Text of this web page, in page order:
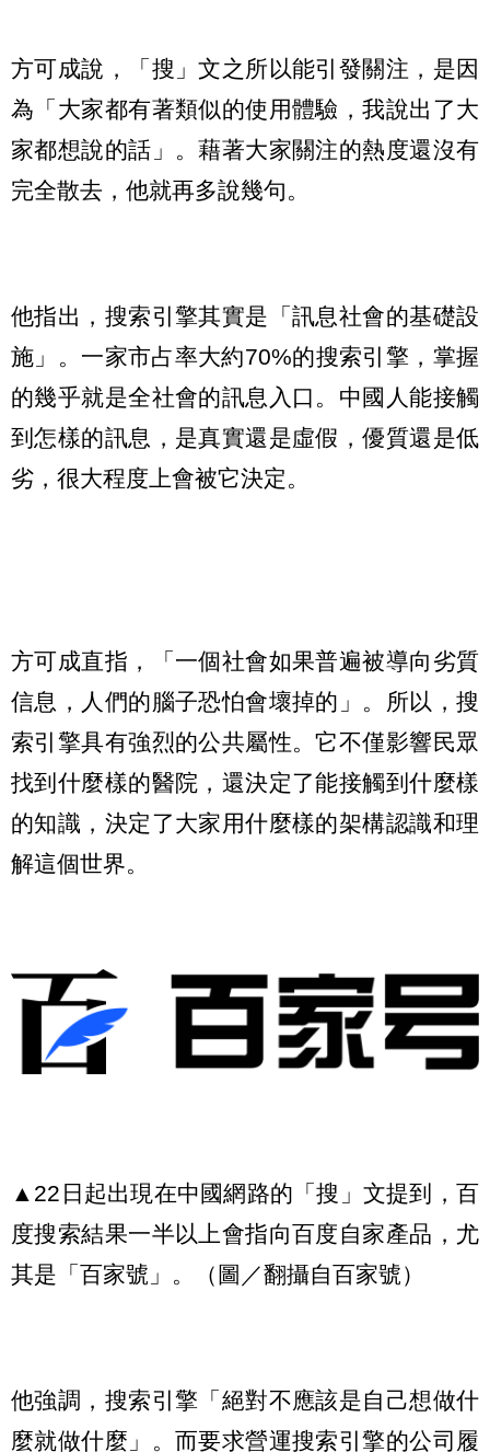
方可成說，「搜」文之所以能引發關注，是因
為「大家都有著類似的使用體驗，我說出了大
家都想說的話」。藉著大家關注的熱度還沒有
完全散去，他就再多說幾句。
他指出，搜索引擎其實是「訊息社會的基礎設
施」。一家市占率大約70%的搜索引擎，掌握
的幾乎就是全社會的訊息入口。中國人能接觸
到怎樣的訊息，是真實還是虛假，優質還是低
劣，很大程度上會被它決定。
方可成直指，「一個社會如果普遍被導向劣質
信息，人們的腦子恐怕會壞掉的」。所以，搜
索引擎具有強烈的公共屬性。它不僅影響民眾
找到什麼樣的醫院，還決定了能接觸到什麼樣
的知識，決定了大家用什麼樣的架構認識和理
解這個世界。
▲22日起出現在中國網路的「搜」文提到，百
度搜索結果一半以上會指向百度自家產品，尤
其是「百家號」。（圖／翻攝自百家號）
他強調，搜索引擎「絕對不應該是自己想做什
麼就做什麼」。而要求營運搜索引擎的公司履